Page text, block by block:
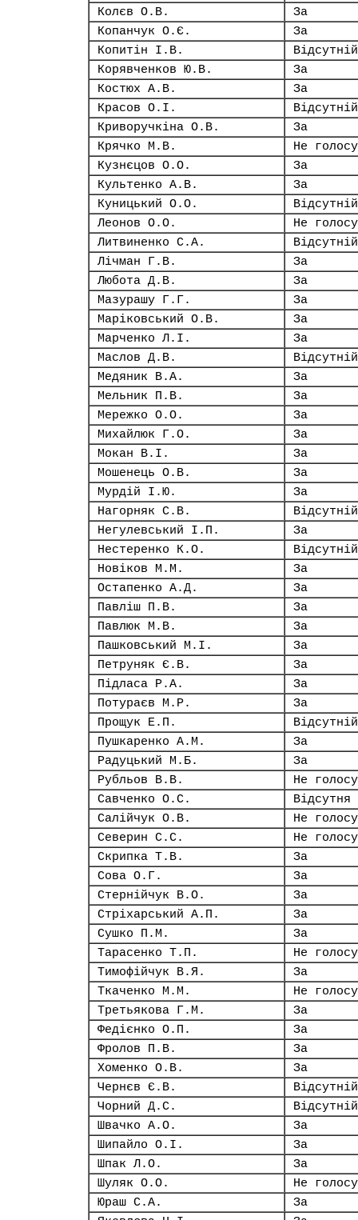
Колєв О.В.
За
Копанчук О.Є.
За
Копитін І.В.
Відсутній
Корявченков Ю.В.
За
Костюх А.В.
За
Красов О.І.
Відсутній
Криворучкіна О.В.
За
Крячко М.В.
Не
Кузнєцов О.О.
За
Культенко А.В.
За
Куницький О.О.
Відсутній
Леонов О.О.
Не
Литвиненко С.А.
Відсутній
Лічман Г.В.
За
Любота Д.В.
За
Мазурашу Г.Г.
За
Маріковський О.В.
За
Марченко Л.І.
За
Маслов Д.В.
Відсутній
Медяник В.А.
За
Мельник П.В.
За
Мережко О.О.
За
Михайлюк Г.О.
За
Мокан В.І.
За
Мошенець О.В.
За
Мурдій І.Ю.
За
Нагорняк С.В.
Відсутній
Негулевський І.П.
За
Нестеренко К.О.
Відсутній
Новіков М.М.
За
Остапенко А.Д.
За
Павліш П.В.
За
Павлюк М.В.
За
Пашковський М.І.
За
Петруняк Є.В.
За
Підласа Р.А.
За
Потураєв М.Р.
За
Прощук Е.П.
Відсутній
Пушкаренко А.М.
За
Радуцький М.Б.
За
Рубльов В.В.
Не
Савченко О.С.
Відсутня
Салійчук О.В.
Не
Северин С.С.
Не
Скрипка Т.В.
За
Сова О.Г.
За
Стернійчук В.О.
За
Стріхарський А.П.
За
Сушко П.М.
За
Тарасенко Т.П.
Не
Тимофійчук В.Я.
За
Ткаченко М.М.
Не
Третьякова Г.М.
За
Федієнко О.П.
За
Фролов П.В.
За
Хоменко О.В.
За
Чернєв Є.В.
Відсутній
Чорний Д.С.
Відсутній
Швачко А.О.
За
Шипайло О.І.
За
Шпак Л.О.
За
Шуляк О.О.
Не
Юраш С.А.
За